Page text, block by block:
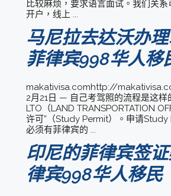
比较麻烦，要求语言面试。我们关
开户，线上 ...
马尼拉去达沃办
菲律宾998华人移
makativisa.comhttp://
2月21日 — 自己考驾照的流程是这样
LTO（LAND TRANSPORTATION
许可”（Study Permit）。申请Study
必须有菲律宾的 ...
印尼的菲律宾签
律宾998华人移民